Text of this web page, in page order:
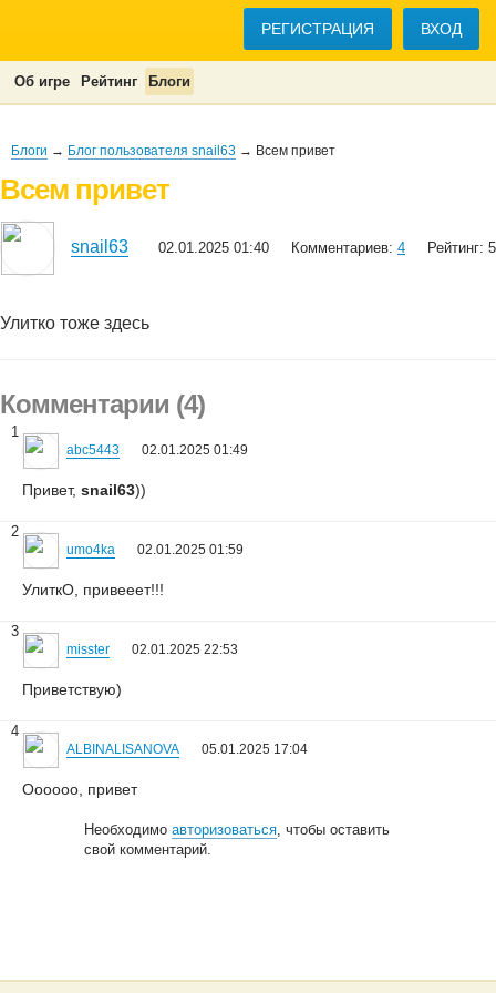
РЕГИСТРАЦИЯ ВХОД
Об игре Рейтинг Блоги
Блоги → Блог пользователя snail63 → Всем привет
Всем привет
snail63 02.01.2025 01:40 Комментариев: 4 Рейтинг: 5
Улитко тоже здесь
Комментарии (4)
1
abc5443 02.01.2025 01:49
Привет, snail63))
2
umo4ka 02.01.2025 01:59
УлиткО, привееет!!!
3
misster 02.01.2025 22:53
Приветствую)
4
ALBINALISANOVA 05.01.2025 17:04
Оооооо, привет
Необходимоавторизоваться, чтобы оставить
свой комментарий.